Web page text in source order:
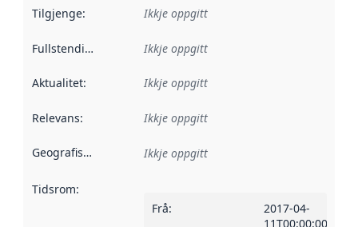
Tilgjenge: Ikkje oppgitt
Fullstendigheit Ikkje oppgitt
Aktualitet: Ikkje oppgitt
Relevans: Ikkje oppgitt
Geografisk område Ikkje oppgitt
Tidsrom:
Frå:
2017-04-
11T00:00:00Z